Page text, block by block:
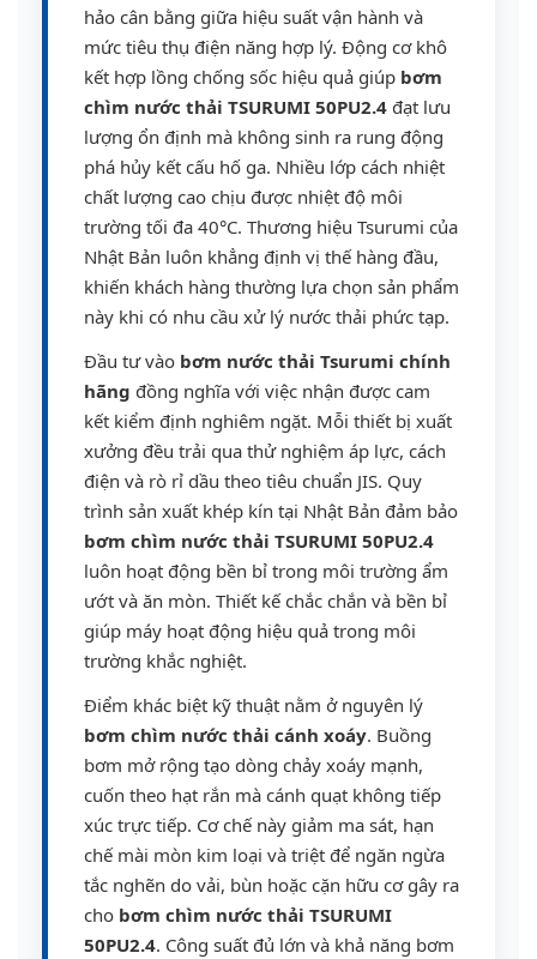
hảo cân bằng giữa hiệu suất vận hành và
mức tiêu thụ điện năng hợp lý. Động cơ khô
kết hợp lồng chống sốc hiệu quả giúp bơm
chìm nước thải TSURUMI 50PU2.4 đạt lưu
lượng ổn định mà không sinh ra rung động
phá hủy kết cấu hố ga. Nhiều lớp cách nhiệt
chất lượng cao chịu được nhiệt độ môi
trường tối đa 40°C. Thương hiệu Tsurumi của
Nhật Bản luôn khẳng định vị thế hàng đầu,
khiến khách hàng thường lựa chọn sản phẩm
này khi có nhu cầu xử lý nước thải phức tạp.
Đầu tư vào bơm nước thải Tsurumi chính
hãng đồng nghĩa với việc nhận được cam
kết kiểm định nghiêm ngặt. Mỗi thiết bị xuất
xưởng đều trải qua thử nghiệm áp lực, cách
điện và rò rỉ dầu theo tiêu chuẩn JIS. Quy
trình sản xuất khép kín tại Nhật Bản đảm bảo
bơm chìm nước thải TSURUMI 50PU2.4
luôn hoạt động bền bỉ trong môi trường ẩm
ướt và ăn mòn. Thiết kế chắc chắn và bền bỉ
giúp máy hoạt động hiệu quả trong môi
trường khắc nghiệt.
Điểm khác biệt kỹ thuật nằm ở nguyên lý
bơm chìm nước thải cánh xoáy. Buồng
bơm mở rộng tạo dòng chảy xoáy mạnh,
cuốn theo hạt rắn mà cánh quạt không tiếp
xúc trực tiếp. Cơ chế này giảm ma sát, hạn
chế mài mòn kim loại và triệt để ngăn ngừa
tắc nghẽn do vải, bùn hoặc cặn hữu cơ gây ra
cho bơm chìm nước thải TSURUMI
50PU2.4. Công suất đủ lớn và khả năng bơm